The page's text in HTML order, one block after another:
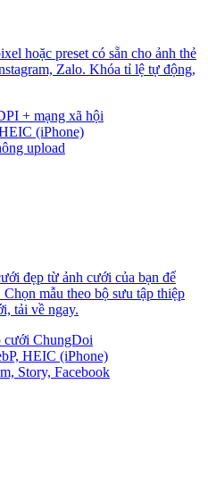
hoặc preset có sẵn cho ảnh thẻ
Zalo. Khóa tỉ lệ tự động,
+ mạng xã hội
(iPhone)
upload
đẹp từ ảnh cưới của bạn để
mẫu theo bộ sưu tập thiệp
tải về ngay.
cưới ChungDoi
HEIC (iPhone)
Story, Facebook